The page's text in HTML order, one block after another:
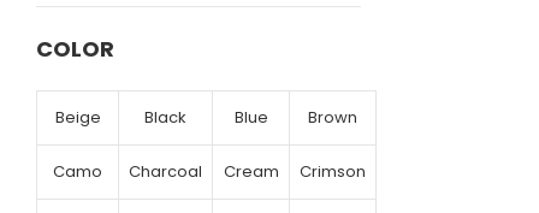
COLOR
Beige Black Blue Brown
Camo Charcoal Cream Crimson